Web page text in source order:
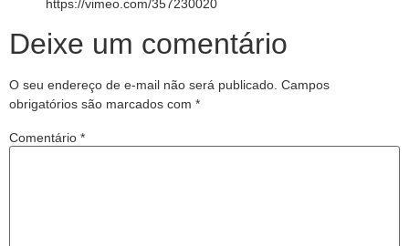
https://vimeo.com/357230020
Deixe um comentário
O seu endereço de e-mail não será publicado. Campos
obrigatórios são marcados com *
Comentário *